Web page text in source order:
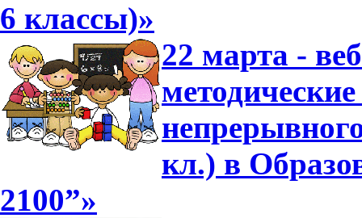
6 классы)»
22 марта -
кл.) в
2100”»